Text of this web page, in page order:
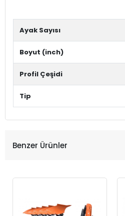
Ayak Sayısı
Boyut (inch)
Profil Çeşidi
Tip
Benzer Ürünler